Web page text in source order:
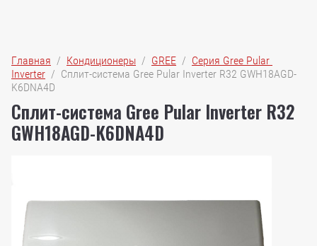
Главная
  /
Кондиционеры
  /
GREE
  /
Серия Gree Pular
Inverter
  /  Сплит-система Gree Pular Inverter R32 GWH18AGD-
K6DNA4D
Сплит-система Gree Pular Inverter R32
GWH18AGD-K6DNA4D